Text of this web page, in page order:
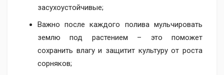
засухоустойчивые;
Важно после каждого полива мульчировать
землю под растением – это поможет
сохранить влагу и защитит культуру от роста
сорняков;